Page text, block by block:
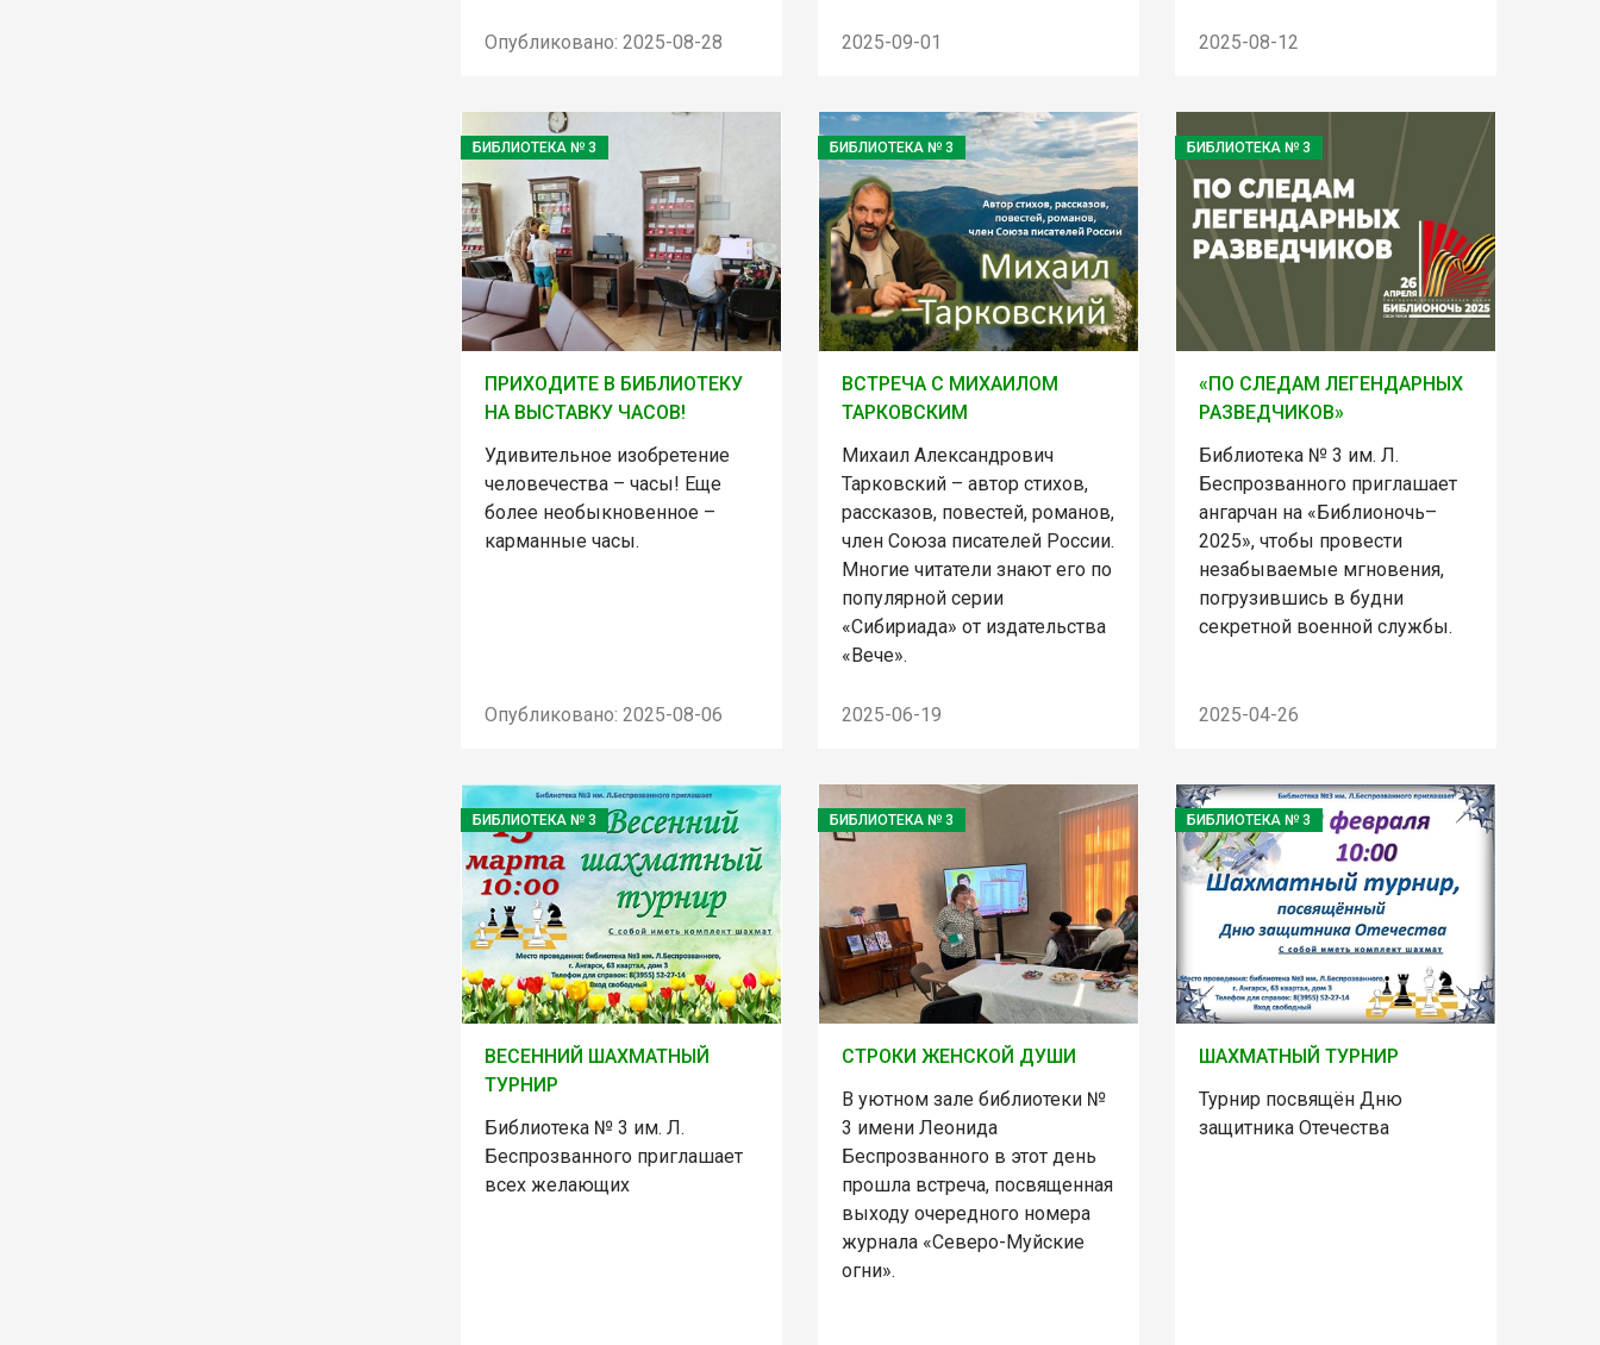
Опубликовано: 2025-08-28 2025-09-01 2025-08-12
БИБЛИОТЕКА № 3
ПРИХОДИТЕ В БИБЛИОТЕКУ
НА ВЫСТАВКУ ЧАСОВ!
Удивительное изобретение
человечества – часы! Еще
более необыкновенное –
карманные часы.
Опубликовано: 2025-08-06
БИБЛИОТЕКА № 3
ВСТРЕЧА С МИХАИЛОМ
ТАРКОВСКИМ
Михаил Александрович
Тарковский – автор стихов,
рассказов, повестей, романов,
член Союза писателей России.
Многие читатели знают его по
популярной серии
«Сибириада» от издательства
«Вече».
2025-06-19
БИБЛИОТЕКА № 3
«ПО СЛЕДАМ ЛЕГЕНДАРНЫХ
РАЗВЕДЧИКОВ»
Библиотека № 3 им. Л.
Беспрозванного приглашает
ангарчан на «Библионочь–
2025», чтобы провести
незабываемые мгновения,
погрузившись в будни
секретной военной службы.
2025-04-26
БИБЛИОТЕКА № 3
ВЕСЕННИЙ ШАХМАТНЫЙ
ТУРНИР
Библиотека № 3 им. Л.
Беспрозванного приглашает
всех желающих
БИБЛИОТЕКА № 3
СТРОКИ ЖЕНСКОЙ ДУШИ
В уютном зале библиотеки №
3 имени Леонида
Беспрозванного в этот день
прошла встреча, посвященная
выходу очередного номера
журнала «Северо-Муйские
огни».
БИБЛИОТЕКА № 3
ШАХМАТНЫЙ ТУРНИР
Турнир посвящён Дню
защитника Отечества